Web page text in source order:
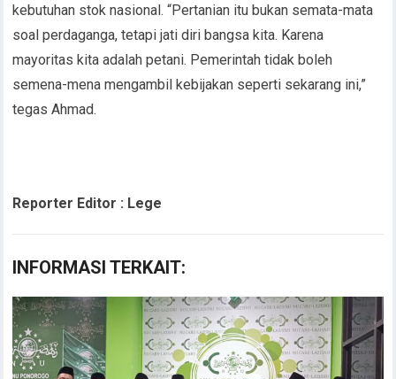
kebutuhan stok nasional. “Pertanian itu bukan semata-mata
soal perdaganga, tetapi jati diri bangsa kita. Karena
mayoritas kita adalah petani. Pemerintah tidak boleh
semena-mena mengambil kebijakan seperti sekarang ini,”
tegas Ahmad.
Reporter Editor : Lege
INFORMASI TERKAIT: